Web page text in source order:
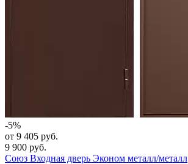
-5%
от 9 405 руб.
9 900 руб.
Союз Входная дверь Эконом металл/металл